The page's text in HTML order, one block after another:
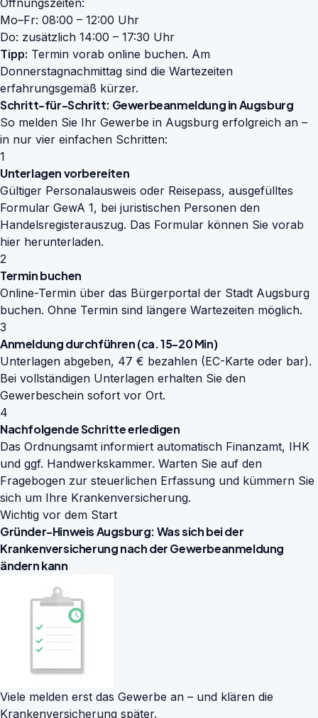
Öffnungszeiten:
Mo–Fr: 08:00 – 12:00 Uhr
Do: zusätzlich 14:00 – 17:30 Uhr
Tipp: Termin vorab online buchen. Am
Donnerstagnachmittag sind die Wartezeiten
erfahrungsgemäß kürzer.
Schritt-für-Schritt: Gewerbeanmeldung in Augsburg
So melden Sie Ihr Gewerbe in Augsburg erfolgreich an –
in nur vier einfachen Schritten:
1
Unterlagen vorbereiten
Gültiger Personalausweis oder Reisepass, ausgefülltes
Formular GewA 1, bei juristischen Personen den
Handelsregisterauszug. Das Formular können Sie vorab
hier herunterladen.
2
Termin buchen
Online-Termin über das Bürgerportal der Stadt Augsburg
buchen. Ohne Termin sind längere Wartezeiten möglich.
3
Anmeldung durchführen (ca. 15-20 Min)
Unterlagen abgeben, 47 € bezahlen (EC-Karte oder bar).
Bei vollständigen Unterlagen erhalten Sie den
Gewerbeschein sofort vor Ort.
4
Nachfolgende Schritte erledigen
Das Ordnungsamt informiert automatisch Finanzamt, IHK
und ggf. Handwerkskammer. Warten Sie auf den
Fragebogen zur steuerlichen Erfassung und kümmern Sie
sich um Ihre Krankenversicherung.
Wichtig vor dem Start
Gründer-Hinweis Augsburg: Was sich bei der
Krankenversicherung nach der Gewerbeanmeldung
ändern kann
Viele melden erst das Gewerbe an – und klären die
Krankenversicherung später.